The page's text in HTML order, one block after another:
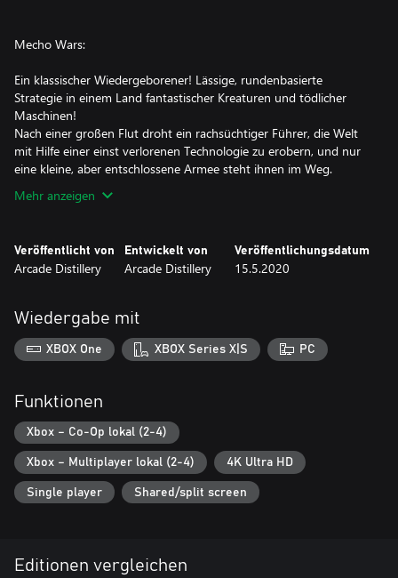
Mecho Wars:
Ein klassischer Wiedergeborener! Lässige, rundenbasierte
Strategie in einem Land fantastischer Kreaturen und tödlicher
Maschinen!
Nach einer großen Flut droht ein rachsüchtiger Führer, die Welt
mit Hilfe einer einst verlorenen Technologie zu erobern, und nur
Mehr anzeigen
Veröffentlicht von
Arcade Distillery
Entwickelt von
Arcade Distillery
Veröffentlichungsdatum
15.5.2020
Wiedergabe mit
XBOX One XBOX Series X|S PC
Funktionen
Xbox – Co-Op lokal (2-4)
Xbox – Multiplayer lokal (2-4) 4K Ultra HD
Single player Shared/split screen
Editionen vergleichen